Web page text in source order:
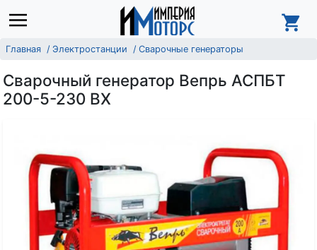
Главная Электростанции Сварочные генераторы
Сварочный генератор Вепрь АСПБТ
200-5-230 ВХ